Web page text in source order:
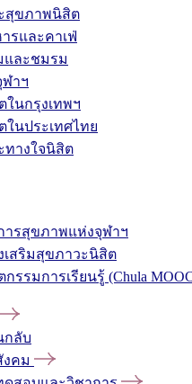
สุขภาพนิสิต
รและคาเฟ่
และชมรม
ฬาฯ
ในกรุงเทพฯ
ในประเทศไทย
ทางใจนิสิต
ารสุขภาพแห่งจุฬาฯ
เสริมสุขภาวะนิสิต
รรมการเรียนรู้ (Chula
กลับ
งคม